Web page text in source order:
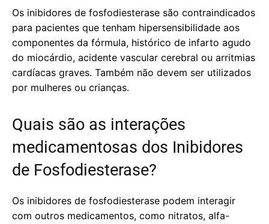
Os inibidores de fosfodiesterase são contraindicados
para pacientes que tenham hipersensibilidade aos
componentes da fórmula, histórico de infarto agudo
do miocárdio, acidente vascular cerebral ou arritmias
cardíacas graves. Também não devem ser utilizados
por mulheres ou crianças.
Quais são as interações
medicamentosas dos Inibidores
de Fosfodiesterase?
Os inibidores de fosfodiesterase podem interagir
com outros medicamentos, como nitratos, alfa-